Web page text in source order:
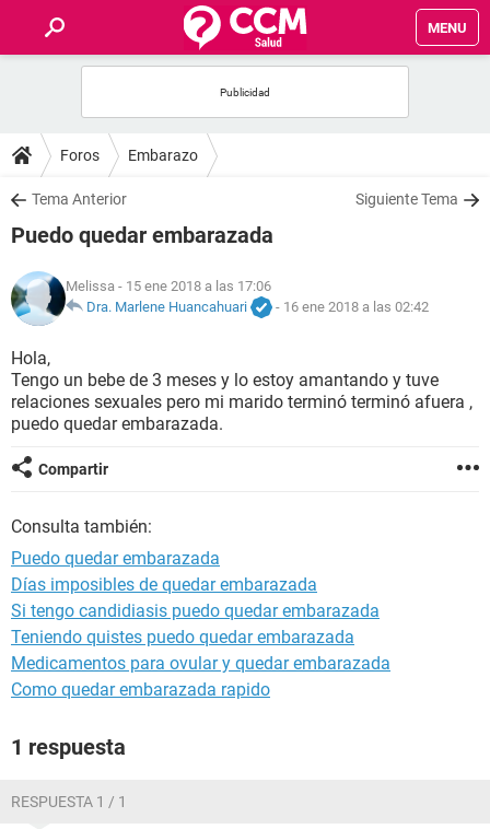
MENU
FOROS
SALUD
NUTRICIÓN
BIENESTAR
SEXUALIDAD
GLOSARIO
Foros Embarazo
Tema Anterior Siguiente Tema
Puedo quedar embarazada
Melissa - 15 ene 2018 a las 17:06
Dra. Marlene Huancahuari
- 16 ene 2018 a las 02:42
Hola,
Tengo un bebe de 3 meses y lo estoy amantando y tuve
relaciones sexuales pero mi marido terminó terminó afuera ,
puedo quedar embarazada.
Compartir
Consulta también:
Puedo quedar embarazada
Días imposibles de quedar embarazada
Si tengo candidiasis puedo quedar embarazada
Teniendo quistes puedo quedar embarazada
Medicamentos para ovular y quedar embarazada
Como quedar embarazada rapido
1 respuesta
RESPUESTA 1 / 1